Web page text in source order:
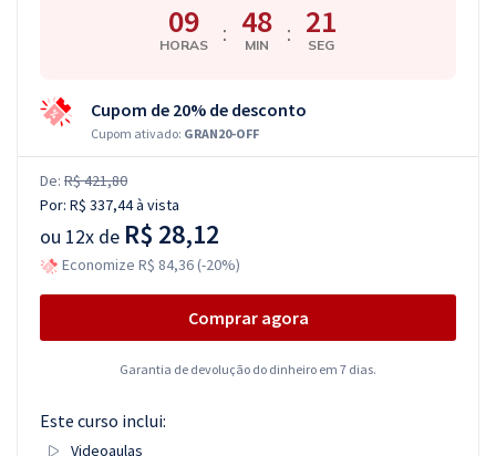
09
HORAS : 48
MIN : 21
SEG
Cupom de 20% de desconto
Cupom ativado: GRAN20-OFF
De: R$ 421,80
Por: R$ 337,44à vista
ou 12x de R$ 28,12
Economize R$ 84,36 (-20%)
Comprar agora
Garantia de devolução do dinheiro em 7 dias.
Este curso inclui:
Videoaulas